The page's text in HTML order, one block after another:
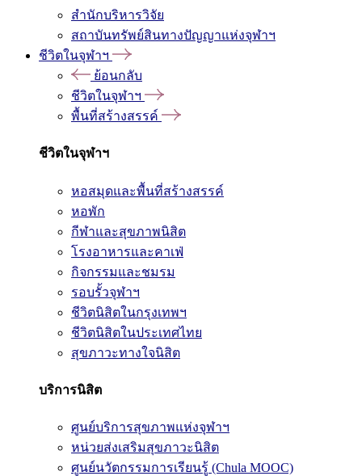
สำนักบริหารวิจัย
สถาบันทรัพย์สินทางปัญญาแห่งจุฬาฯ
ชีวิตในจุฬาฯ
ย้อนกลับ
ชีวิตในจุฬาฯ
พื้นที่สร้างสรรค์
ชีวิตในจุฬาฯ
หอสมุดและพื้นที่สร้างสรรค์
หอพัก
กีฬาและสุขภาพนิสิต
โรงอาหารและคาเฟ่
กิจกรรมและชมรม
รอบรั้วจุฬาฯ
ชีวิตนิสิตในกรุงเทพฯ
ชีวิตนิสิตในประเทศไทย
สุขภาวะทางใจนิสิต
บริการนิสิต
ศูนย์บริการสุขภาพแห่งจุฬาฯ
หน่วยส่งเสริมสุขภาวะนิสิต
ศูนย์นวัตกรรมการเรียนรู้ (Chula MOOC)